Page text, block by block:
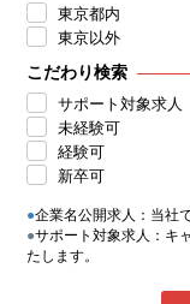
東京都内
東京以外
こだわり検索
サポート対象求人
未経験可
経験可
新卒可
●企業名公開求人：当社
●サポート対象求人：キ
たします。